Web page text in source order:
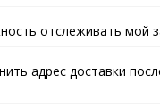
отслеживать мой
адрес доставки